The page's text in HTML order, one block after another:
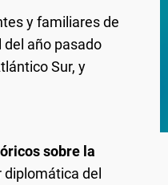
y familiares de
del año pasado
Sur, y
sobre la
diplomática del